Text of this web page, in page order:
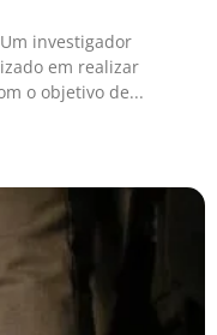
investigador
em realizar
o objetivo de